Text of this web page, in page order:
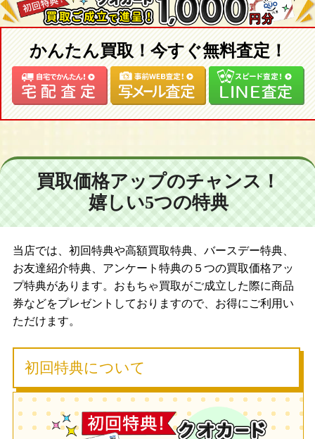
かんたん買取！今すぐ無料査定！
買取価格アップのチャンス！
嬉しい5つの特典
当店では、初回特典や高額買取特典、バースデー特典、
お友達紹介特典、アンケート特典の５つの買取価格アッ
プ特典があります。おもちゃ買取がご成立した際に商品
券などをプレゼントしておりますので、お得にご利用い
ただけます。
初回特典について